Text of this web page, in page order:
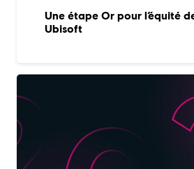
Une étape Or pour l’équité
Ubisoft